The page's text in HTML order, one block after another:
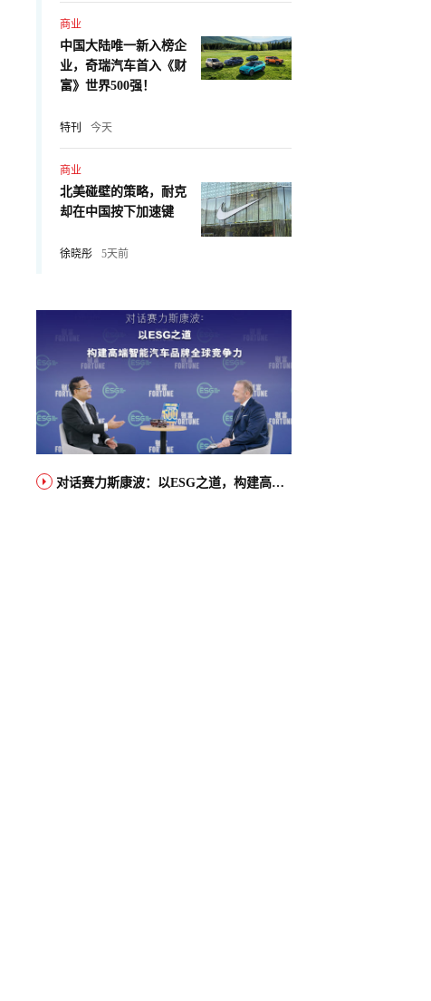
商业
中国大陆唯一新入榜企
业，奇瑞汽车首入《财
富》世界500强！
特刊 今天
商业
北美碰壁的策略，耐克
却在中国按下加速键
徐晓彤 5天前
对话赛力斯康波：以ESG之道，构建高端智能汽车品牌全球竞争力